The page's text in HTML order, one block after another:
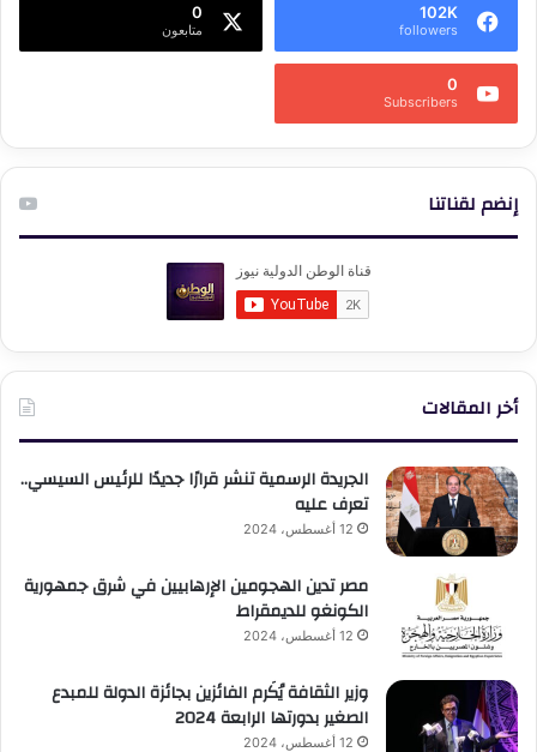
102K
followers
0
متابعون
0
Subscribers
إنضم لقناتنا
أخر المقالات
الجريدة الرسمية تنشر قرارًا جديدًا للرئيس السيسي..
تعرف عليه
12 أغسطس، 2024
مصر تدين الهجومين الإرهابيين في شرق جمهورية
الكونغو للديمقراط
12 أغسطس، 2024
وزير الثقافة يُكَرم الفائزين بجائزة الدولة للمبدع
الصغير بدورتها الرابعة 2024
12 أغسطس، 2024